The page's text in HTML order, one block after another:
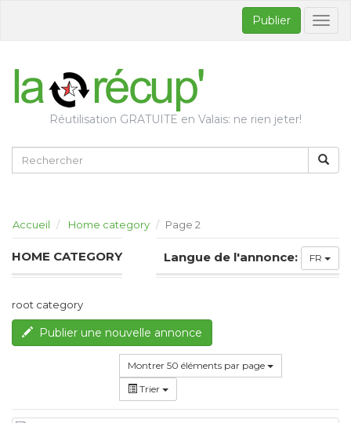
Publier
Réutilisation GRATUITE en Valais: ne rien jeter!
Accueil Home category Page 2
HOME CATEGORY Langue de l'annonce: FR
root category
Publier une nouvelle annonce
Montrer 50 éléments par page
Trier